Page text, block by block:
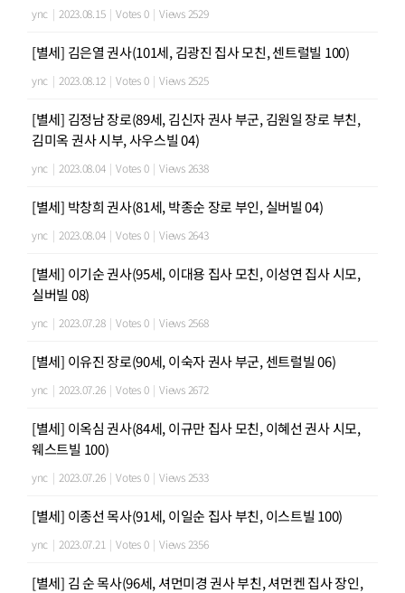
ync | 2023.08.15 | Votes 0 | Views 2529
[별세] 김은열 권사(101세, 김광진 집사 모친, 센트럴빌 100)
ync | 2023.08.12 | Votes 0 | Views 2525
[별세] 김정남 장로(89세, 김신자 권사 부군, 김원일 장로 부친,
김미옥 권사 시부, 사우스빌 04)
ync | 2023.08.04 | Votes 0 | Views 2638
[별세] 박창희 권사(81세, 박종순 장로 부인, 실버빌 04)
ync | 2023.08.04 | Votes 0 | Views 2643
[별세] 이기순 권사(95세, 이대용 집사 모친, 이성연 집사 시모,
실버빌 08)
ync | 2023.07.28 | Votes 0 | Views 2568
[별세] 이유진 장로(90세, 이숙자 권사 부군, 센트럴빌 06)
ync | 2023.07.26 | Votes 0 | Views 2672
[별세] 이옥심 권사(84세, 이규만 집사 모친, 이혜선 권사 시모,
웨스트빌 100)
ync | 2023.07.26 | Votes 0 | Views 2533
[별세] 이종선 목사(91세, 이일순 집사 부친, 이스트빌 100)
ync | 2023.07.21 | Votes 0 | Views 2356
[별세] 김 순 목사(96세, 셔먼미경 권사 부친, 셔먼켄 집사 장인,